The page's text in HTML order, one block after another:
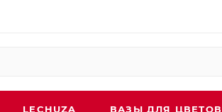
LECHUZA ВАЗЫ ДЛЯ ЦВЕТОВ